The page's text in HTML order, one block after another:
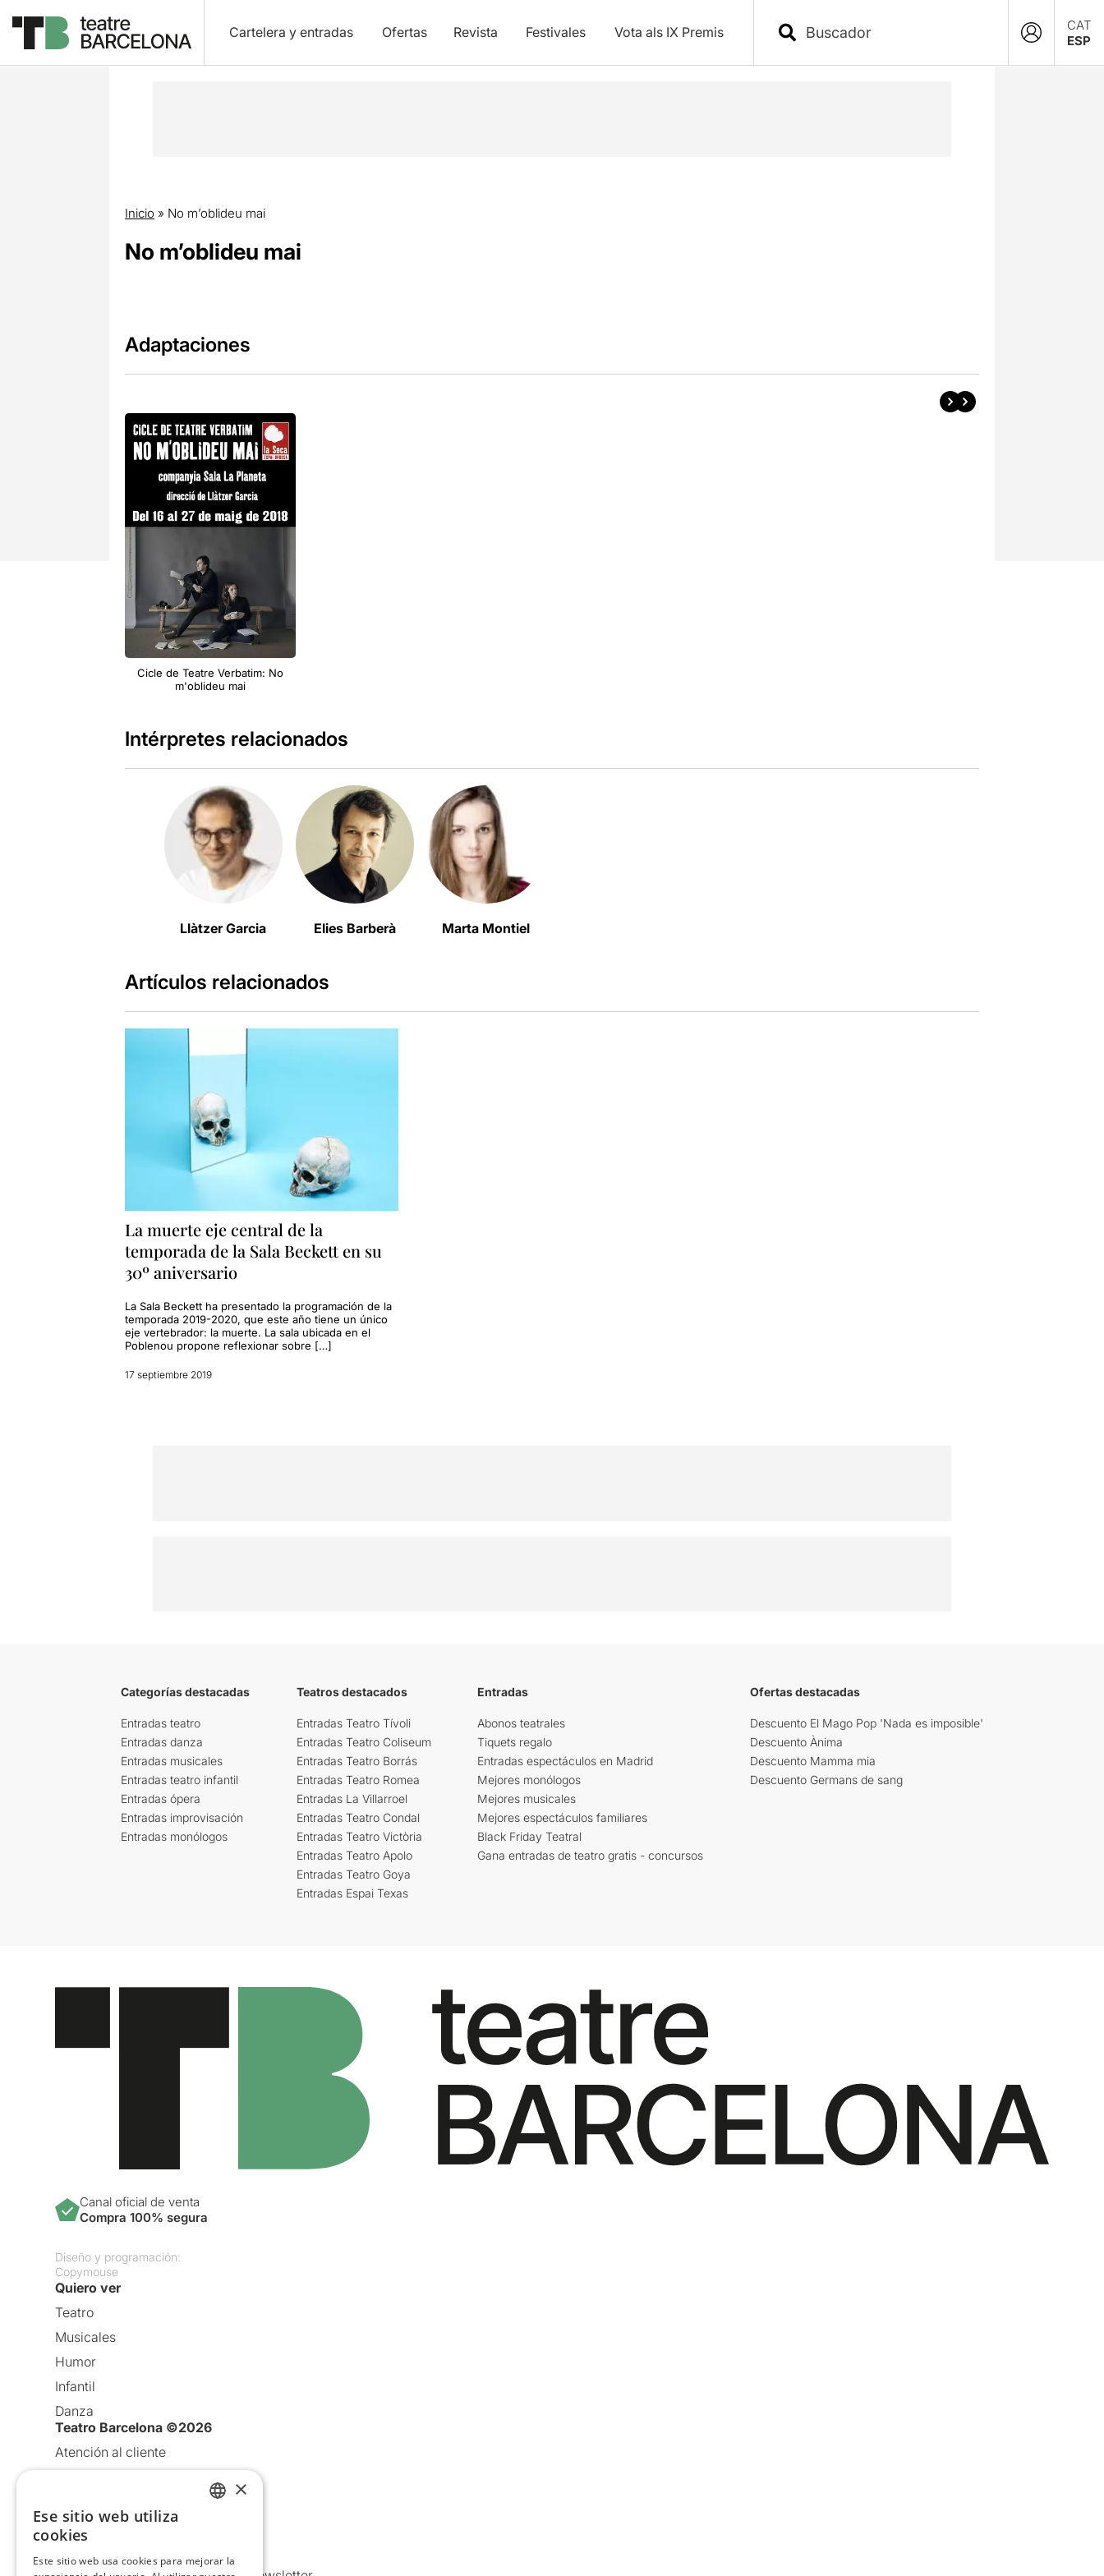
Cartelera y entradas Ofertas Revista Festivales Vota als IX Premis
CAT
ESP
Inicio » No m’oblideu mai
No m’oblideu mai
Adaptaciones
Cicle de Teatre Verbatim: No
m'oblideu mai
Intérpretes relacionados
Llàtzer Garcia Elies Barberà Marta Montiel
Artículos relacionados
La muerte eje central de la
temporada de la Sala Beckett en su
30º aniversario
La Sala Beckett ha presentado la programación de la
temporada 2019-2020, que este año tiene un único
eje vertebrador: la muerte. La sala ubicada en el
Poblenou propone reflexionar sobre […]
17 septiembre 2019
Categorías destacadas
Entradas teatro
Entradas danza
Entradas musicales
Entradas teatro infantil
Entradas ópera
Entradas improvisación
Entradas monólogos
Teatros destacados
Entradas Teatro Tívoli
Entradas Teatro Coliseum
Entradas Teatro Borrás
Entradas Teatro Romea
Entradas La Villarroel
Entradas Teatro Condal
Entradas Teatro Victòria
Entradas Teatro Apolo
Entradas Teatro Goya
Entradas Espai Texas
Entradas
Abonos teatrales
Tiquets regalo
Entradas espectáculos en Madrid
Mejores monólogos
Mejores musicales
Mejores espectáculos familiares
Black Friday Teatral
Gana entradas de teatro gratis - concursos
Ofertas destacadas
Descuento El Mago Pop 'Nada es imposible'
Descuento Ànima
Descuento Mamma mia
Descuento Germans de sang
Canal oficial de venta
Compra 100% segura
Diseño y programación:
Copymouse
Quiero ver
Teatro
Musicales
Humor
Infantil
Danza
Teatro Barcelona ©2026
Atención al cliente
Política de Cookies
×
Ese sitio web utiliza
cookies
Este sitio web usa cookies para mejorar la